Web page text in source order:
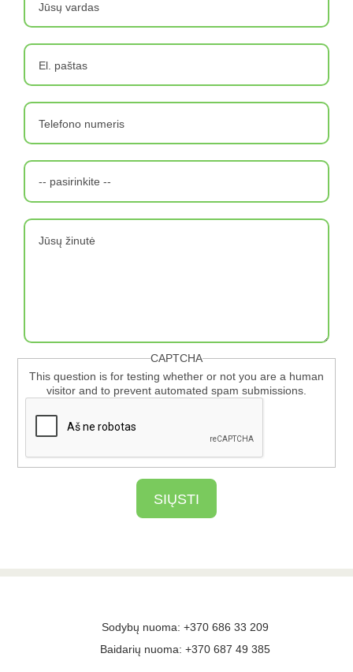
El. paštas
Telefono numeris
-- pasirinkite --
Jūsų žinutė
CAPTCHA
This question is for testing whether or not you are a human
visitor and to prevent automated spam submissions.
Sodybų nuoma: +370 686 33 209
Baidarių nuoma: +370 687 49 385